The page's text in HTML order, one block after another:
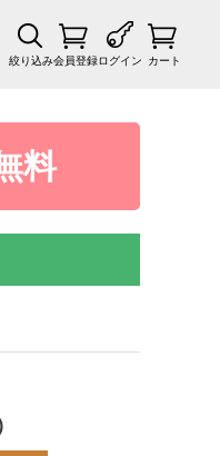
絞り込み会員登録ログイン カート
料